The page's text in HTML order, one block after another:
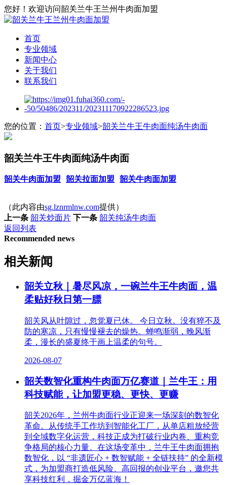
您好！欢迎访问韶关兰牛王兰州牛肉面加盟
首页
专业领域
新闻中心
关于我们
联系我们
您的位置： 首页>专业领域>韶关兰牛王牛肉面纯汤牛肉面
韶关兰牛王牛肉面纯汤牛肉面
韶关牛肉面加盟 韶关拉面加盟 韶关牛肉面加盟
（此内容由sg.lznrmlnw.com提供）
上一条 韶关炒面片 下一条 韶关纯汤牛肉面
返回列表
Recommended news
相关新闻
韶关立秋｜暑尽风凉，一碗兰牛王牛肉面，温
柔贴好秋日第一膘
韶关风从叶隙过，忽觉夏已休。 今日立秋。没有猝不及
防的寒凉，只有慢慢褪去的燥热。蝉鸣渐弱，晚风渐
柔，漫长的盛夏终于画上温柔的句号。
2026-08-07
韶关数智化重构牛肉面万亿赛道｜兰牛王：用
科技赋能，让加盟更稳、更快、更赚
韶关2026年，兰州牛肉面行业正迎来一场深刻的数智化
革命。从传统手工作坊到智能化工厂，从单店粗放经营
到全域数字化运营，科技正成为打破行业内卷、重构竞
争格局的核心力量。在这场变革中，兰牛王牛肉面拥抱
数智化，以 “非遗匠心 + 数智赋能 + 全链扶持” 的全新模
式，为加盟商打造低风险、高回报的创业平台，邀您共
享科技红利，掘金万亿蓝海！